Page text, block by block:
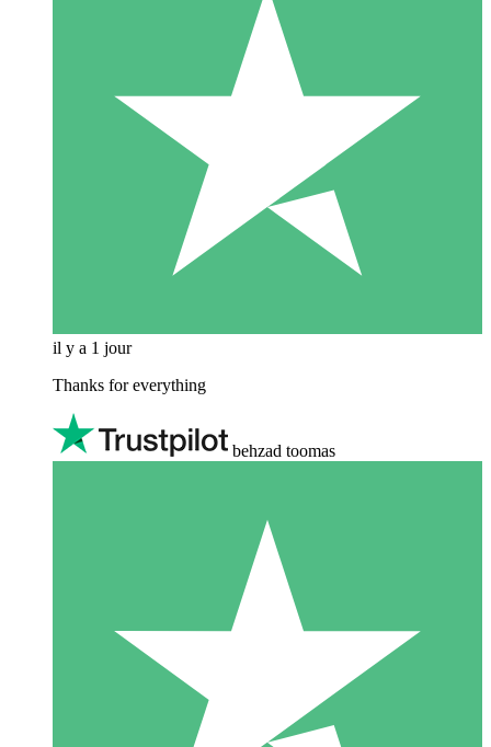
il y a 1 jour
Thanks for everything
behzad toomas